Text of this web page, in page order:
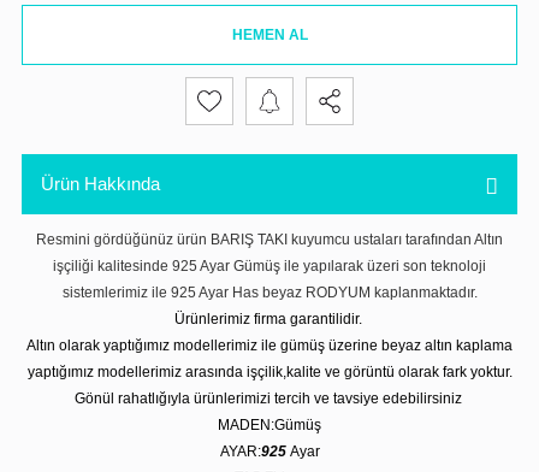
HEMEN AL
Ürün Hakkında
Resmini gördüğünüz ürün BARIŞ TAKI kuyumcu ustaları tarafından Altın
işçiliği kalitesinde 925 Ayar Gümüş ile yapılarak üzeri son teknoloji
sistemlerimiz ile 925 Ayar Has beyaz RODYUM kaplanmaktadır.
Ürünlerimiz firma garantilidir.
Altın olarak yaptığımız modellerimiz ile gümüş üzerine beyaz altın kaplama
yaptığımız modellerimiz arasında işçilik,kalite ve görüntü olarak fark yoktur.
Gönül rahatlığıyla ürünlerimizi tercih ve tavsiye edebilirsiniz
MADEN:Gümüş
AYAR:925 Ayar